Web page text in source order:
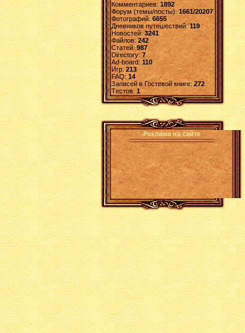
Комментариев: 1892
Форум (темы/посты):1661/20207
Фотографий:6655
Дневников путешествий:119
Новостей:3241
Файлов: 242
Статей:987
Directory: 7
Ad-board:110
Игр: 213
FAQ:14
Записей в Гостевой книге:272
Tестов: 1
Реклама на сайте